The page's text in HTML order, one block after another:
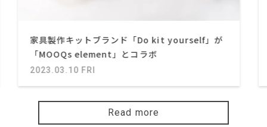
家具製作キットブランド「Do kit yourself」が
「MOOQs element」とコラボ
2023.03.10 FRI
Read more